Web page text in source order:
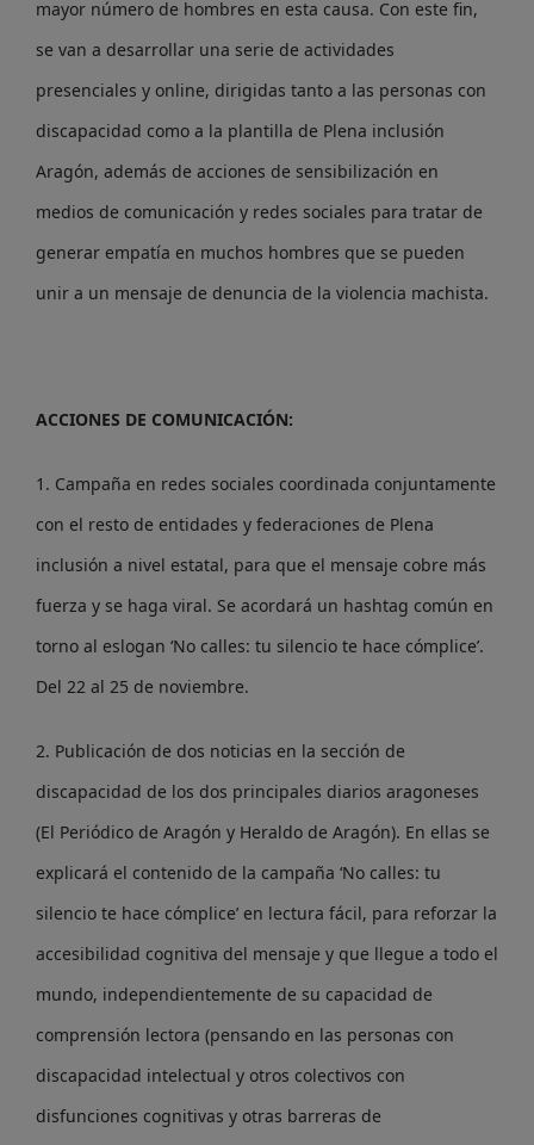
mayor número de hombres en esta causa. Con este fin,
se van a desarrollar una serie de actividades
presenciales y online, dirigidas tanto a las personas con
discapacidad como a la plantilla de Plena inclusión
Aragón, además de acciones de sensibilización en
medios de comunicación y redes sociales para tratar de
generar empatía en muchos hombres que se pueden
unir a un mensaje de denuncia de la violencia machista.
ACCIONES DE COMUNICACIÓN:
1. Campaña en redes sociales coordinada conjuntamente
con el resto de entidades y federaciones de Plena
inclusión a nivel estatal, para que el mensaje cobre más
fuerza y se haga viral. Se acordará un hashtag común en
torno al eslogan ‘No calles: tu silencio te hace cómplice’.
Del 22 al 25 de noviembre.
2. Publicación de dos noticias en la sección de
discapacidad de los dos principales diarios aragoneses
(El Periódico de Aragón y Heraldo de Aragón). En ellas se
explicará el contenido de la campaña ‘No calles: tu
silencio te hace cómplice’ en lectura fácil, para reforzar la
accesibilidad cognitiva del mensaje y que llegue a todo el
mundo, independientemente de su capacidad de
comprensión lectora (pensando en las personas con
discapacidad intelectual y otros colectivos con
disfunciones cognitivas y otras barreras de